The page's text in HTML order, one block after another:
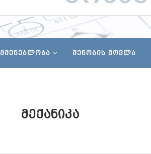
ᲛᲨᲔᲜᲔᲑᲚᲝᲑᲐ ᲨᲔᲜᲝᲑᲘᲡ ᲛᲝᲕᲚᲐ
ᲛᲔᲥᲐᲜᲘᲙᲐ